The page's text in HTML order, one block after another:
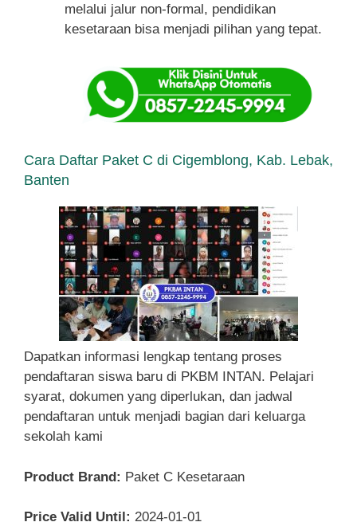
melalui jalur non-formal, pendidikan
kesetaraan bisa menjadi pilihan yang tepat.
Cara Daftar Paket C di Cigemblong, Kab. Lebak,
Banten
Dapatkan informasi lengkap tentang proses
pendaftaran siswa baru di PKBM INTAN. Pelajari
syarat, dokumen yang diperlukan, dan jadwal
pendaftaran untuk menjadi bagian dari keluarga
sekolah kami
Product Brand: Paket C Kesetaraan
Price Valid Until: 2024-01-01